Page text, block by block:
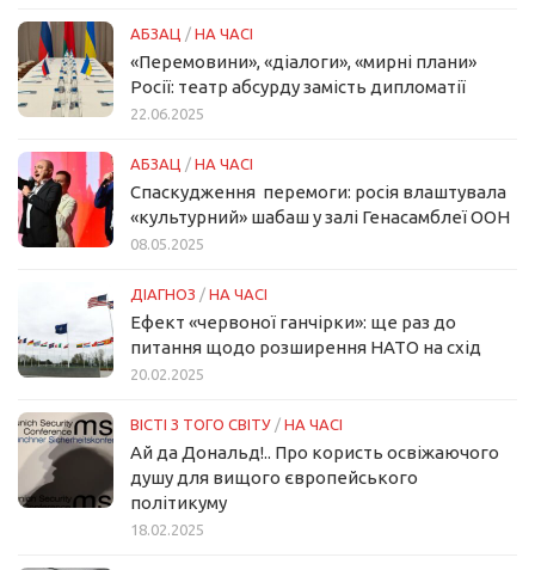
АБЗАЦ / НА ЧАСІ
«Перемовини», «діалоги», «мирні плани»
Росії: театр абсурду замість дипломатії
22.06.2025
АБЗАЦ / НА ЧАСІ
Спаскудження перемоги: росія влаштувала
«культурний» шабаш у залі Генасамблеї ООН
08.05.2025
ДІАГНОЗ / НА ЧАСІ
Ефект «червоної ганчірки»: ще раз до
питання щодо розширення НАТО на схід
20.02.2025
ВІСТІ З ТОГО СВІТУ / НА ЧАСІ
Ай да Дональд!.. Про користь освіжаючого
душу для вищого європейського
політикуму
18.02.2025